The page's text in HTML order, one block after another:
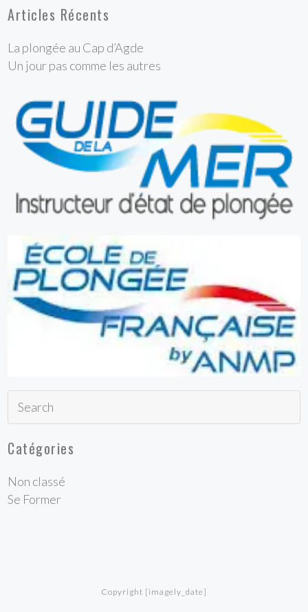
Articles Récents
La plongée au Cap d’Agde
Un jour pas comme les autres
Catégories
Non classé
Se Former
Copyright [imagely_date]